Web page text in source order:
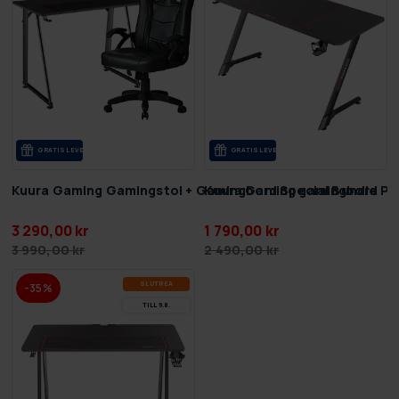
GRA­TIS LE­VE­RANS
Kuura Gaming Gamingstol + Gamingbord Special Bundle
3 290,00 kr
3 990,00 kr
GRA­TIS LE­VE­RANS
Kuura Gaming gamingbord
1 790,00 kr
2 490,00 kr
-35% SLUT­REA
TILL 9.8.